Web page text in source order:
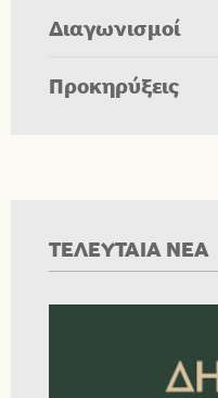
Διαγωνισμοί
Προκηρύξεις
ΤΕΛΕΥΤΑΙΑ ΝΕΑ